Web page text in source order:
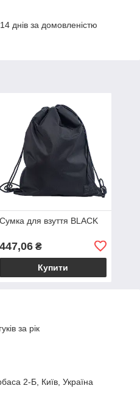
днів за домовленістю
Сумка для взуття BLACK
447,06₴
Купити
за рік
2-Б, Київ, Україна